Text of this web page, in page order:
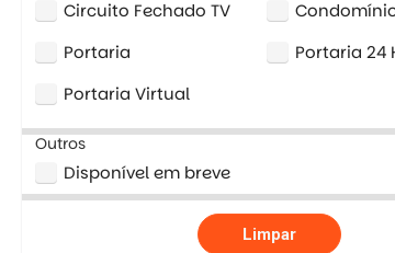
Circuito Fechado TV
Portaria
Portaria 24
Portaria Virtual
Outros
Disponível em breve
Limpar